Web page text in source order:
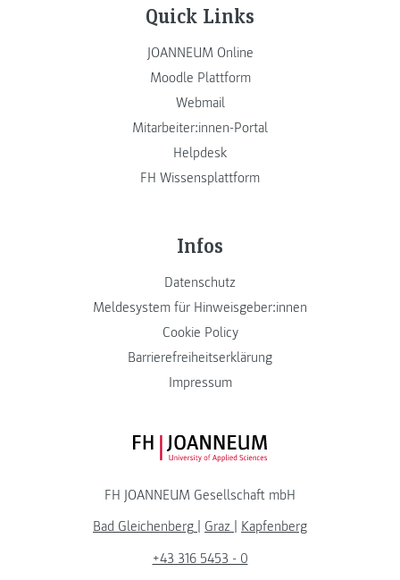
Quick Links
JOANNEUM Online
Moodle Plattform
Webmail
Mitarbeiter:innen-Portal
Helpdesk
FH Wissensplattform
Infos
Datenschutz
Meldesystem für Hinweisgeber:innen
Cookie Policy
Barrierefreiheitserklärung
Impressum
FH JOANNEUM Logo
FH JOANNEUM Gesellschaft mbH
Bad Gleichenberg
Graz
Kapfenberg
+43 316 5453 - 0